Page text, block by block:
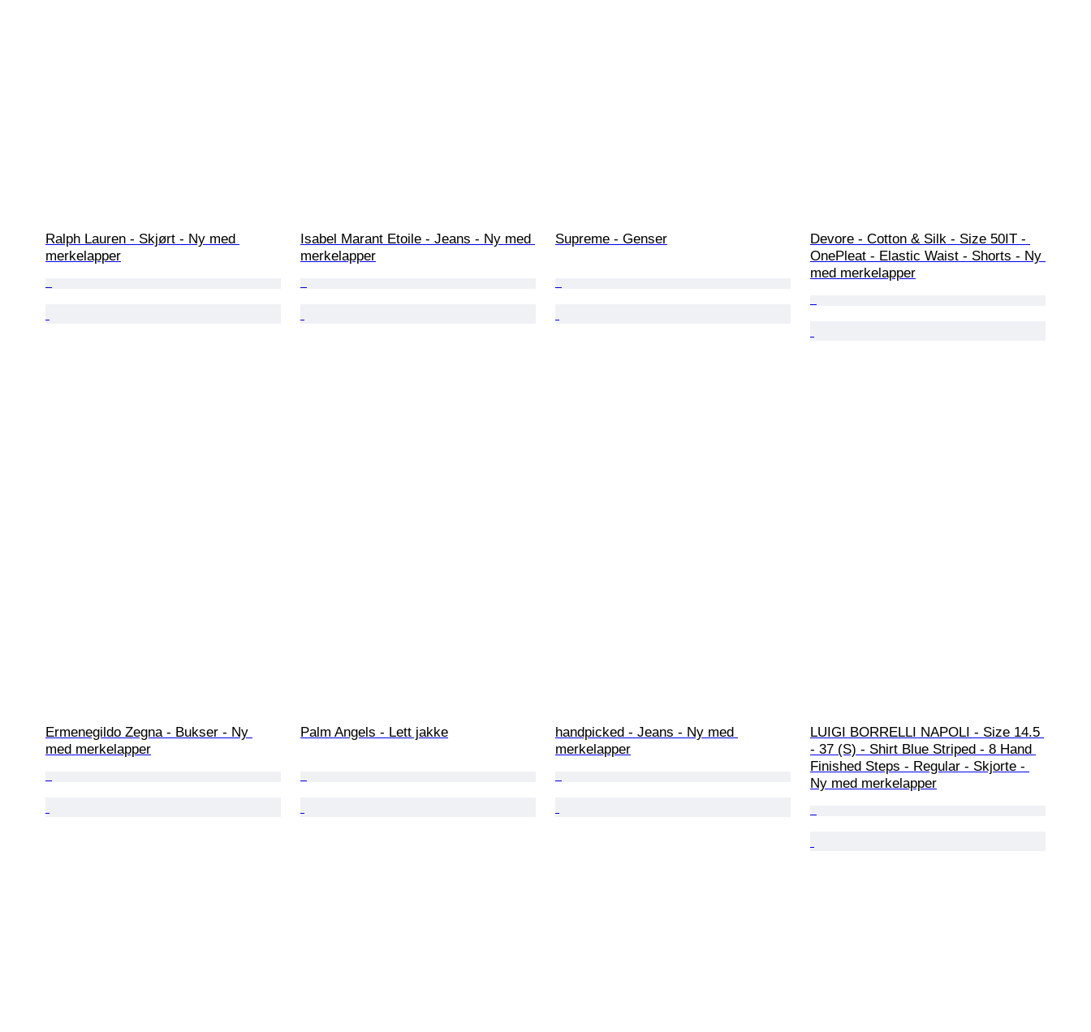
Ralph Lauren - Skjørt - Ny med
merkelapper
Isabel Marant Etoile - Jeans - Ny med
merkelapper
Supreme - Genser
Devore - Cotton & Silk - Size 50IT -
OnePleat - Elastic Waist - Shorts - Ny
med merkelapper
Ermenegildo Zegna - Bukser - Ny
med merkelapper
Palm Angels - Lett jakke
handpicked - Jeans - Ny med
merkelapper
LUIGI BORRELLI NAPOLI - Size 14.5
- 37 (S) - Shirt Blue Striped - 8 Hand
Finished Steps - Regular - Skjorte -
Ny med merkelapper